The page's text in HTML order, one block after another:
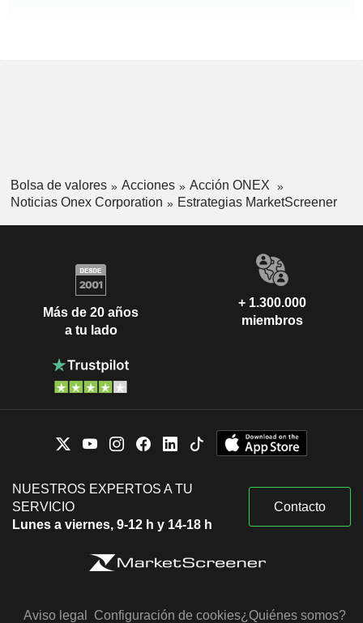
Bolsa de valores Acciones
Acción ONEX
Noticias Onex Corporation
Estrategias MarketScreener
Más de 20 años
a tu lado
+ 1.300.000
miembros
NUESTROS EXPERTOS A TU
SERVICIO
Lunes a viernes, 9-12 h y 14-18 h
Contacto
Aviso legal Configuración de cookies¿Quiénes somos?